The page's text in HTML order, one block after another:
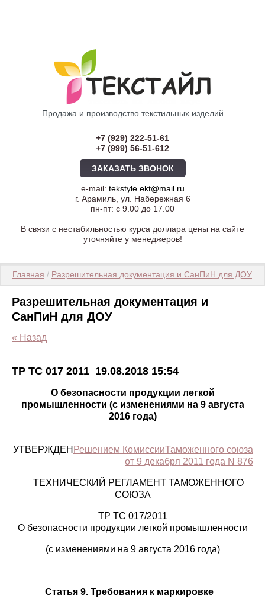
Продажа и производство текстильных изделий
+7 (929) 222-51-61
+7 (999) 56-51-612
ЗАКАЗАТЬ ЗВОНОК
e-mail: tekstyle.ekt@mail.ru
г. Арамиль, ул. Набережная 6
пн-пт: с 9.00 до 17.00
В связи с нестабильностью курса доллара цены на сайте
уточняйте у менеджеров!
Главная / Разрешительная документация и СанПиН для ДОУ
Разрешительная документация и
СанПиН для ДОУ
« Назад
ТР ТС 017 2011 19.08.2018 15:54
О безопасности продукции легкой
промышленности (с изменениями на 9 августа
2016 года)
УТВЕРЖДЕН Решением КомиссииТаможенного союза
от 9 декабря 2011 года N 876
ТЕХНИЧЕСКИЙ РЕГЛАМЕНТ ТАМОЖЕННОГО
СОЮЗА
ТР ТС 017/2011
О безопасности продукции легкой промышленности
(с изменениями на 9 августа 2016 года)
Статья 9. Требования к маркировке